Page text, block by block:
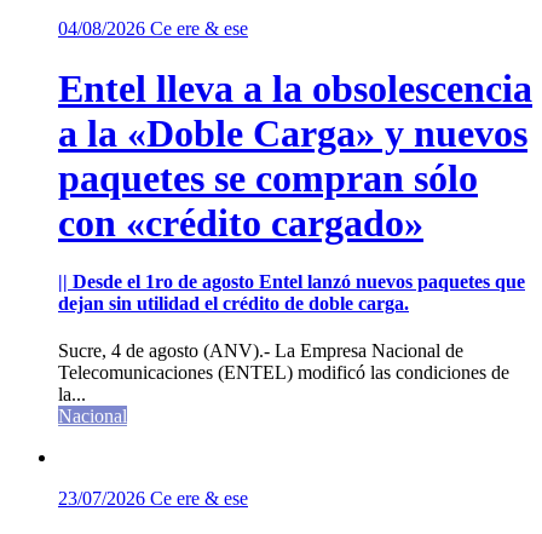
04/08/2026 Ce ere & ese
Entel lleva a la obsolescencia
a la «Doble Carga» y nuevos
paquetes se compran sólo
con «crédito cargado»
|| Desde el 1ro de agosto Entel lanzó nuevos paquetes que
dejan sin utilidad el crédito de doble carga.
Sucre, 4 de agosto (ANV).- La Empresa Nacional de
Telecomunicaciones (ENTEL) modificó las condiciones de
la...
Nacional
23/07/2026 Ce ere & ese